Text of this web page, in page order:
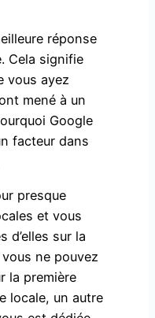
réponse
Cela signifie
vous ayez
mené à un
Google
facteur dans
presque
et vous
d’elles sur la
ne pouvez
la première
locale, un autre